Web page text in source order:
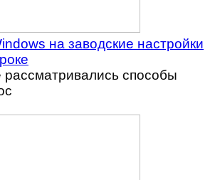
на заводские настройки
рассматривались способы